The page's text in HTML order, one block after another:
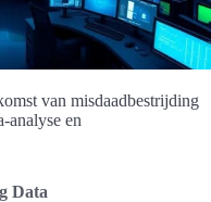
van misdaadbestrijding
analyse en
Data